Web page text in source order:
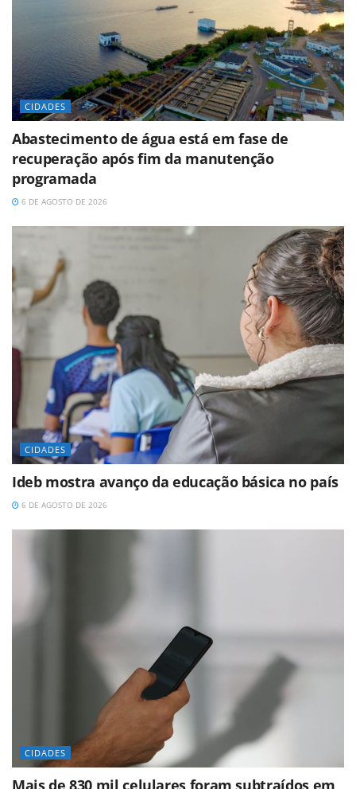
CIDADES
Abastecimento de água está em fase de
recuperação após fim da manutenção
programada
6 DE AGOSTO DE 2026
CIDADES
Ideb mostra avanço da educação básica no país
6 DE AGOSTO DE 2026
CIDADES
Mais de 830 mil celulares foram subtraídos em